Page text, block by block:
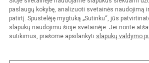
paslaugų kokybę, analizuoti svetainės naudojimą
patirtį. Spustelėję mygtuką „Sutinku“, jūs
slapukų naudojimu šioje svetainėje. Jei norite
sutikimus, prašome apsilankyti slapukų valdymo
© 2020. Vilniaus Vladislavo Sirokomlės gimnazija.
Kopijuoti turinį be raštiško gimnazijos sutikimo
Versija neįgaliesiems Slapukų